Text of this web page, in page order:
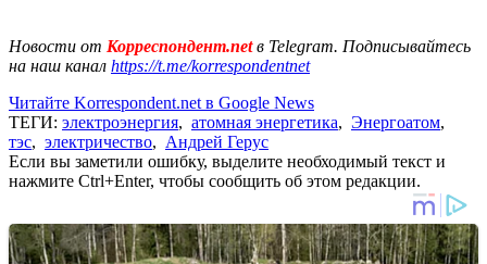
Новости от Корреспондент.netв Telegram. Подписывайтесь
на наш канал https://t.me/korrespondentnet
Читайте Korrespondent.net в Google News
ТЕГИ: электроэнергия, атомная энергетика, Энергоатом,
тэс, электричество, Андрей Герус
Если вы заметили ошибку, выделите необходимый текст и
нажмите Ctrl+Enter, чтобы сообщить об этом редакции.